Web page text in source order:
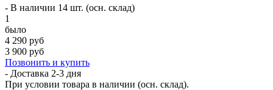
- В наличии 14 шт. (осн. склад)
1
было
4 290 руб
3 900 руб
Позвонить и купить
- Доставка 2-3 дня
При условии товара в наличии (осн. склад).